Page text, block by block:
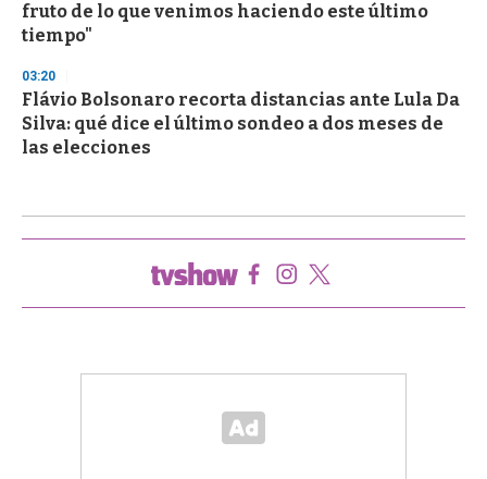
fruto de lo que venimos haciendo este último
tiempo"
03:20
Flávio Bolsonaro recorta distancias ante Lula Da
Silva: qué dice el último sondeo a dos meses de
las elecciones